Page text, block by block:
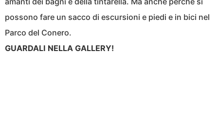
possono fare un sacco di escursioni e piedi e in bici nel
Parco del Conero.
GUARDALI NELLA GALLERY!